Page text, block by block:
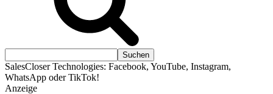
SalesCloser Technologies: Facebook, YouTube, Instagram,
WhatsApp oder TikTok!
Anzeige